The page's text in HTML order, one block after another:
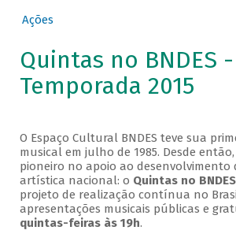
Ações
Quintas no BNDES -
Temporada 2015
O Espaço Cultural BNDES teve sua
musical em julho de 1985. Desde
pioneiro no apoio ao desenvolvimento
artística nacional: o Quintas no BNDES
projeto de realização contínua no
apresentações musicais públicas e
quintas-feiras às 19h.